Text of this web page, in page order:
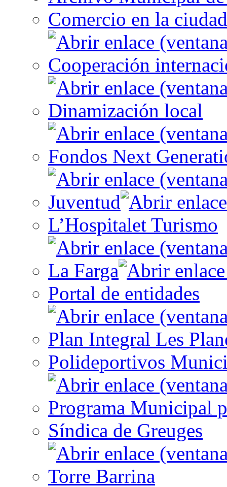
Comercio en la ciudad
Cooperación
Dinamización local
Fondos Next
Juventud
L’Hospitalet Turismo
La Farga
Portal de entidades
Plan Integral Les
Polideportivos
Programa Municipal
Síndica de Greuges
Torre Barrina